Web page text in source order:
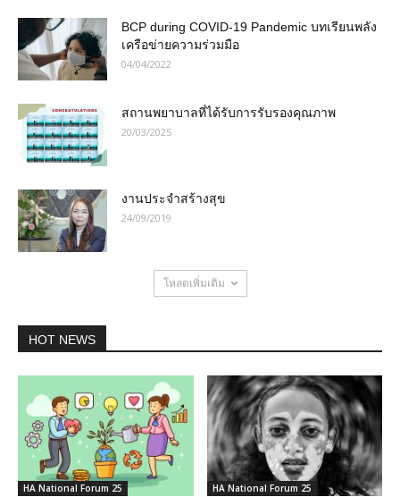
BCP during COVID-19 Pandemic บทเรียนพลัง
เครือข่ายความร่วมมือ
04/04/2022
สถานพยาบาลที่ได้รับการรับรองคุณภาพ
20/03/2025
งานประจำสร้างสุข
24/09/2019
โหลดเพิ่มเติม
HOT NEWS
HA National Forum 25 HA National Forum 25